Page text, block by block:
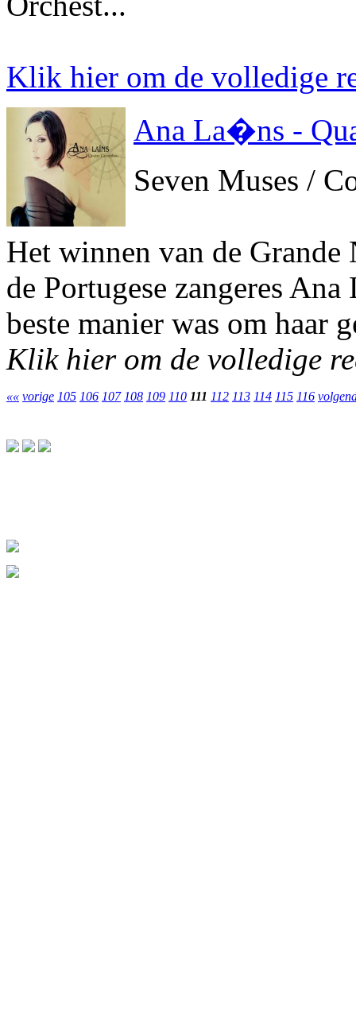
Klik hier om de volledige
Ana La�ns -
Seven Muses /
Het winnen van de
de Portugese zangeres
beste manier was om haar
Klik hier om de volledige
«« vorige 105 106 107 108 109 110 111 112 113 114 115 116